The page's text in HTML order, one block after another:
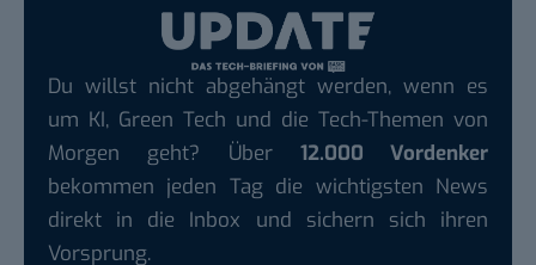
Du willst nicht abgehängt werden, wenn es
um KI, Green Tech und die Tech-Themen von
Morgen geht? Über 12.000 Vordenker
bekommen jeden Tag die wichtigsten News
direkt in die Inbox und sichern sich ihren
Vorsprung.